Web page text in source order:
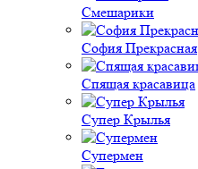
Смешарики
София Прекрасная
Спящая красавица
Супер Крылья
Супермен